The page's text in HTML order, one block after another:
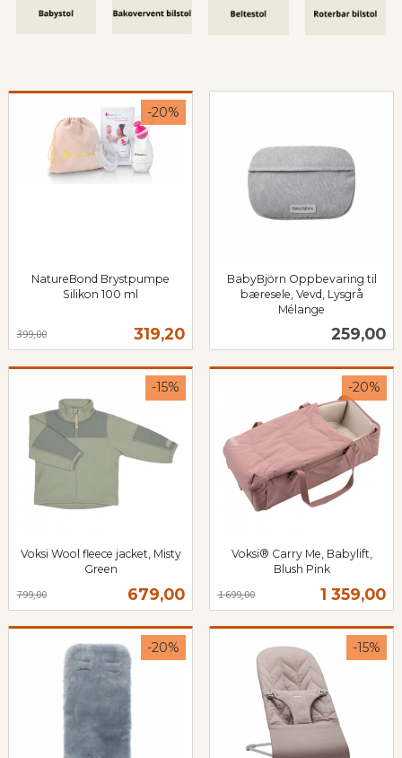
NatureBond Brystpumpe
Silikon 100 ml
Tilbud
319,20
399,00
-20%
BabyBjörn Oppbevaring til
bæresele, Vevd, Lysgrå
Mélange
Pris
259,00
Voksi Wool fleece jacket, Misty
Green
Tilbud
679,00
799,00
-15%
mva.
Voksi® Carry Me, Babylift,
Blush Pink
Tilbud
1 359,00
1 699,00
-20%
mva.
-20% -15%